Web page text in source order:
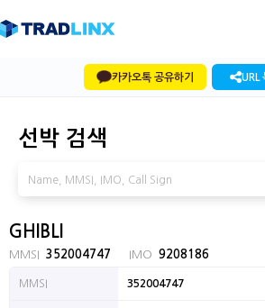
카카오톡 공유하기 URL
선박 검색
GHIBLI
MMSI 352004747 IMO 9208186
MMSI 352004747